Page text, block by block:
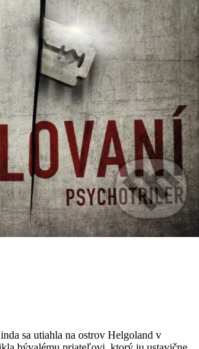
sa utiahla na ostrov Helgoland v